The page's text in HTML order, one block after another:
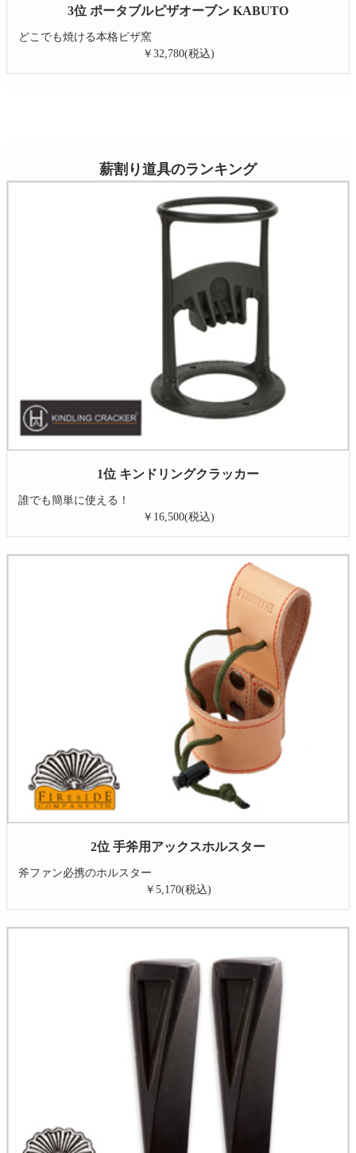
3位 ポータブルピザオーブン KABUTO
どこでも焼ける本格ピザ窯
￥32,780(税込)
薪割り道具のランキング
1位 キンドリングクラッカー
誰でも簡単に使える！
￥16,500(税込)
2位 手斧用アックスホルスター
斧ファン必携のホルスター
￥5,170(税込)